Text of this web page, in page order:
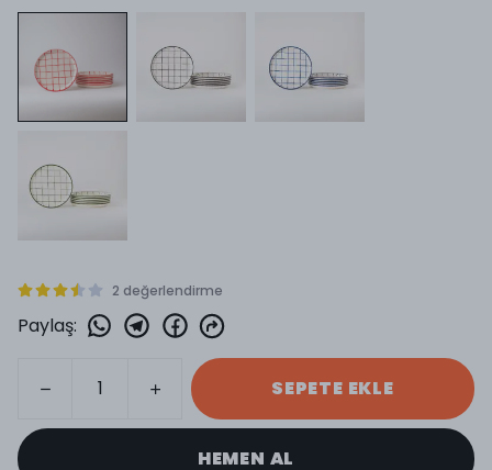
2 değerlendirme
Paylaş:
SEPETE EKLE
HEMEN AL